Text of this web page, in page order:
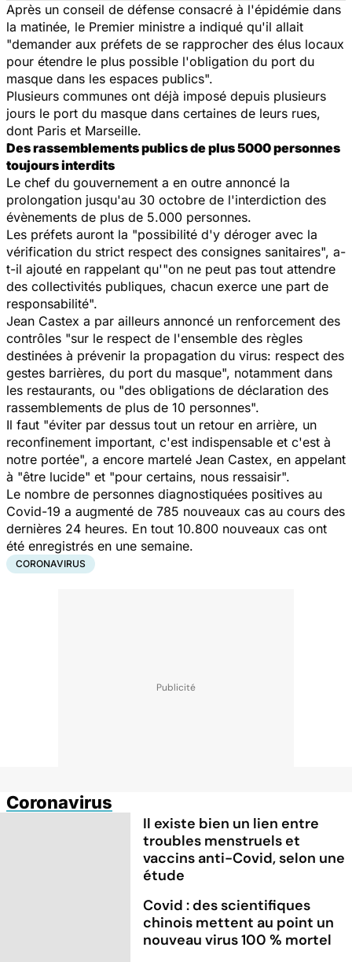
Après un conseil de défense consacré à l'épidémie dans
la matinée, le Premier ministre a indiqué qu'il allait
"demander aux préfets de se rapprocher des élus locaux
pour étendre le plus possible l'obligation du port du
masque dans les espaces publics".
Plusieurs communes ont déjà imposé depuis plusieurs
jours le port du masque dans certaines de leurs rues,
dont Paris et Marseille.
Des rassemblements publics de plus 5000 personnes
toujours interdits
Le chef du gouvernement a en outre annoncé la
prolongation jusqu'au 30 octobre de l'interdiction des
évènements de plus de 5.000 personnes.
Les préfets auront la "possibilité d'y déroger avec la
vérification du strict respect des consignes sanitaires", a-
t-il ajouté en rappelant qu'"on ne peut pas tout attendre
des collectivités publiques, chacun exerce une part de
responsabilité".
Jean Castex a par ailleurs annoncé un renforcement des
contrôles "sur le respect de l'ensemble des règles
destinées à prévenir la propagation du virus: respect des
gestes barrières, du port du masque", notamment dans
les restaurants, ou "des obligations de déclaration des
rassemblements de plus de 10 personnes".
Il faut "éviter par dessus tout un retour en arrière, un
reconfinement important, c'est indispensable et c'est à
notre portée", a encore martelé Jean Castex, en appelant
à "être lucide" et "pour certains, nous ressaisir".
Le nombre de personnes diagnostiquées positives au
Covid-19 a augmenté de 785 nouveaux cas au cours des
dernières 24 heures. En tout 10.800 nouveaux cas ont
été enregistrés en une semaine.
CORONAVIRUS
Coronavirus
Il existe bien un lien entre
troubles menstruels et
vaccins anti-Covid, selon une
étude
Covid : des scientifiques
chinois mettent au point un
nouveau virus 100 % mortel